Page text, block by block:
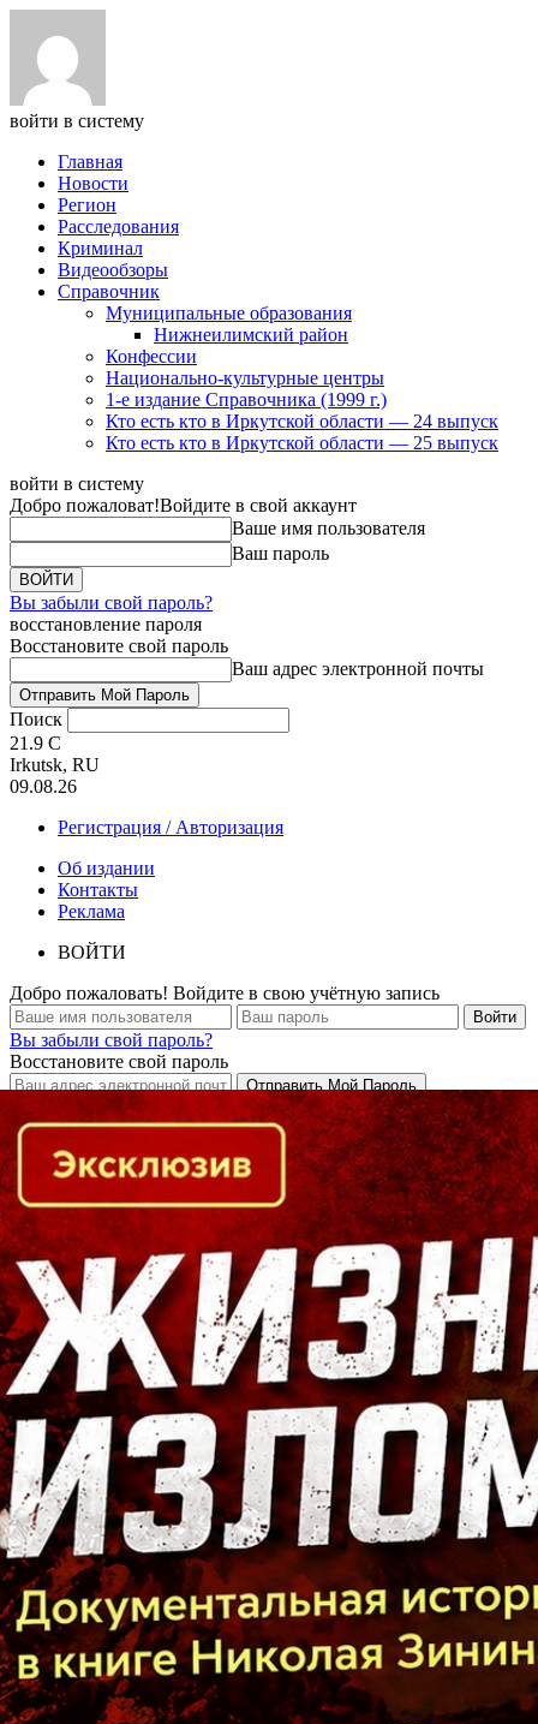
войти в систему
Главная
Новости
Регион
Расследования
Криминал
Видеообзоры
Справочник
Муниципальные образования
Нижнеилимский район
Конфессии
Национально-культурные центры
1-е издание Справочника (1999 г.)
Кто есть кто в Иркутской области — 24 выпуск
Кто есть кто в Иркутской области — 25 выпуск
войти в систему
Добро пожаловат!Войдите в свой аккаунт
Ваше имя пользователя
Ваш пароль
Вы забыли свой пароль?
восстановление пароля
Восстановите свой пароль
Ваш адрес электронной почты
Поиск
21.9 C
Irkutsk, RU
09.08.26
Регистрация / Авторизация
Об издании
Контакты
Реклама
ВОЙТИ
Добро пожаловать! Войдите в свою учётную запись
Вы забыли свой пароль?
Восстановите свой пароль
Кто есть кто в Байкальском регионе